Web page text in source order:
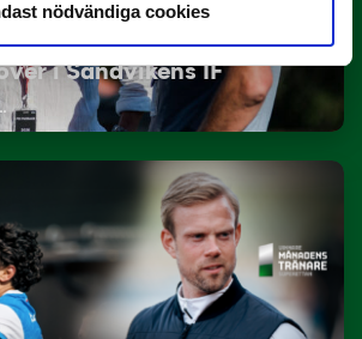
nödvändiga cookies
i Sandvikens IF